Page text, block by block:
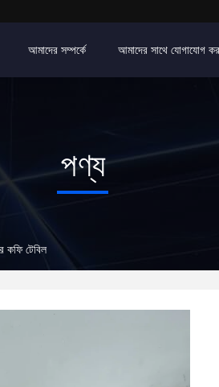
আমাদের সম্পর্কে আমাদের সাথে যোগাযোগ
পণ্য
কফি টেবিল